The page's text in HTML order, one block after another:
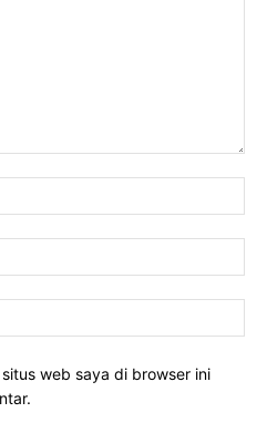
web saya di browser ini